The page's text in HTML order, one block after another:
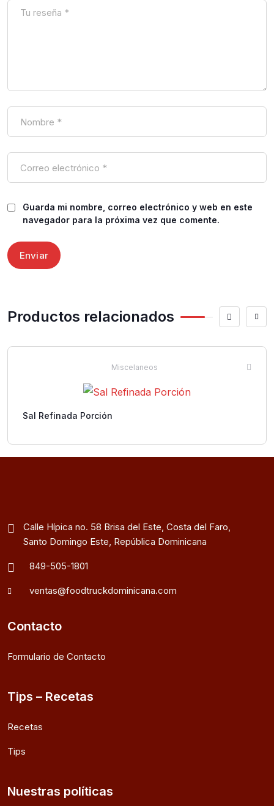
Guarda mi nombre, correo electrónico y web en este
navegador para la próxima vez que comente.
Productos relacionados
Miscelaneos
Sal Refinada Porción
Calle Hípica no. 58 Brisa del Este, Costa del Faro,
Santo Domingo Este, República Dominicana
849-505-1801
ventas@foodtruckdominicana.com
Contacto
Formulario de Contacto
Tips – Recetas
Recetas
Tips
Nuestras políticas